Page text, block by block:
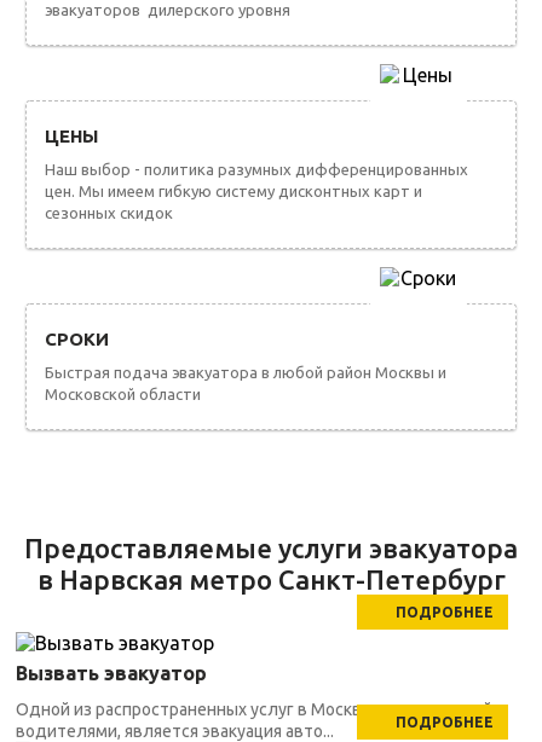
эвакуаторов дилерского уровня
ЦЕНЫ
Наш выбор - политика разумных дифференцированных
цен. Мы имеем гибкую систему дисконтных карт и
сезонных скидок
СРОКИ
Быстрая подача эвакуатора в любой район Москвы и
Московской области
Предоставляемые услуги эвакуатора
в Нарвская метро Санкт-Петербург
ПОДРОБНЕЕ
Вызвать эвакуатор
Одной из распространенных услуг в Москве, заказываемой
водителями, является эвакуация авто...
ПОДРОБНЕЕ